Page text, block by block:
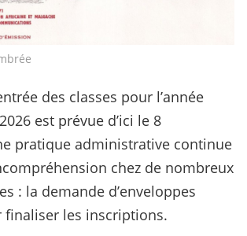
des classes pour l’année
est prévue d’ici le 8
pratique administrative continue
chez de nombreux
: la demande d’enveloppes
les inscriptions.